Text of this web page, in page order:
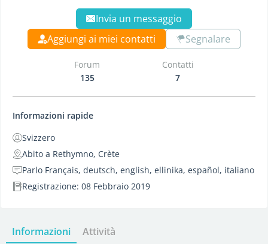
Invia un messaggio
Aggiungi ai miei contatti
Segnalare
Forum
135
Contatti
7
Informazioni rapide
Svizzero
Abito a Rethymno, Crète
Parlo Français, deutsch, english, ellinika, español, italiano
Registrazione: 08 Febbraio 2019
Informazioni Attività